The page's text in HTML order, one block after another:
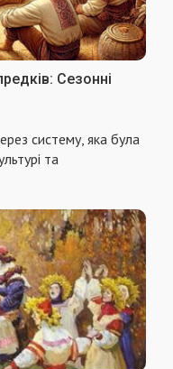
Сезонні
систему, яка була
та